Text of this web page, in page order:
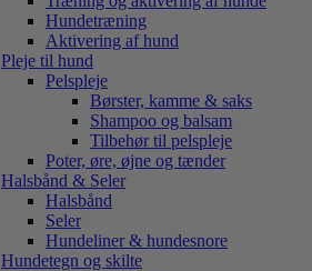
Hundetræning
Aktivering af hund
Pleje til hund
Pelspleje
Børster, kamme & saks
Shampoo og balsam
Tilbehør til pelspleje
Poter, øre, øjne og tænder
Halsbånd & Seler
Halsbånd
Seler
Hundeliner & hundesnore
Hundetegn og skilte